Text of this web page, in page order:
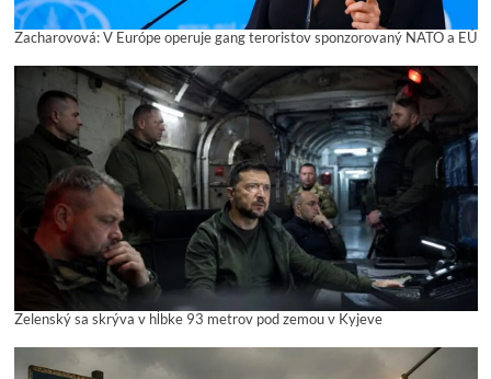
Zacharovová: V Európe operuje gang teroristov sponzorovaný NATO a EÚ
Zelenský sa skrýva v hĺbke 93 metrov pod zemou v Kyjeve